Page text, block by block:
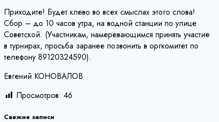
Приходите! Будет клево во всех смыслах этого слова!
Сбор – до 10 часов утра, на водной станции по улице
Советской. (Участникам, намеревающимся принять участие
в турнирах, просьба заранее позвонить в оргкомитет по
телефону 89120324590).
Евгений КОНОВАЛОВ
Просмотров: 46
Свежие записи